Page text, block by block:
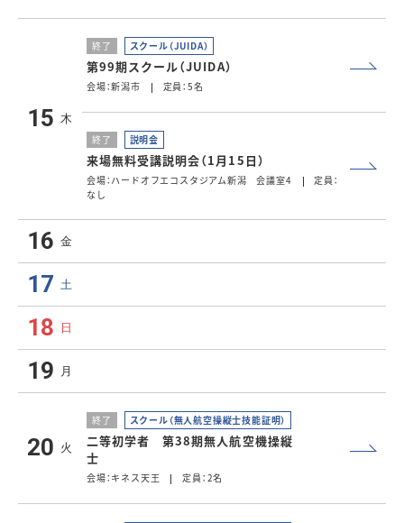
15 木
終了 スクール（JUIDA）
第99期スクール（JUIDA）
会場：新潟市 定員：5名
終了 説明会
来場無料受講説明会（1月15日）
会場：ハードオフエコスタジアム新潟 会議室4
定員：
なし
16 金
17 土
18 日
19 月
20 火
終了 スクール（無人航空操縦士技能証明）
二等初学者 第38期無人航空機操縦
士
会場：キネス天王 定員：2名